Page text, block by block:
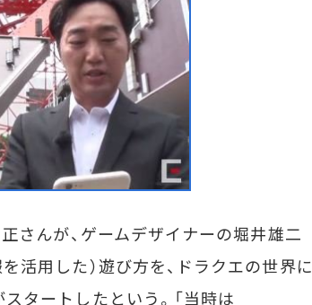
さんが、ゲームデザイナーの堀井雄二
活用した）遊び方を、ドラクエの世界に
タートしたという。「当時は